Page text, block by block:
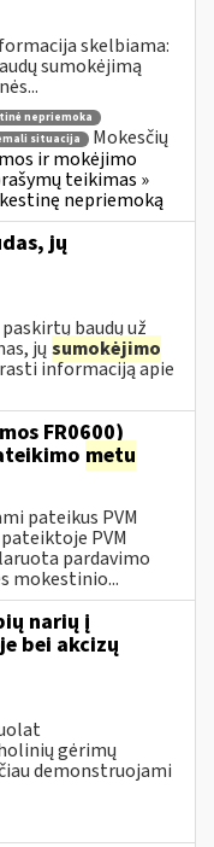
skelbiama:
sumokėjimą
nepriemoka
situacija
Mokesčių
ir mokėjimo
teikimas »
nepriemoką
jų
baudų už
jų sumokėjimo
informaciją apie
FR0600)
metu
pateikus PVM
PVM
pardavimo
mokestinio...
narių į
bei akcizų
gėrimų
demonstruojami